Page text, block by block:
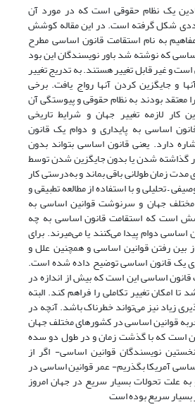
یک نظام حقوقی است که در مورد آن
شکل گرفته است. در این مقاله کوشش
به نام استقامت قانون اساسی مطرح
که نوشته شد باور نویسندگان این بود
است و غیر قابل تغییر هستند. به تدریج تغییر
و جایگزین کردن آنها رواج یافت. برخی
معتقد بودند به نظام حقوقی و پیوستگی آن
کار لازمه تغییر جهان و شرایط تاریخی
اساسی به پایداری و دوام یک قانون
دارد. یعنی قانون اساسی بتواند بدون
گذاشته شدن یا بدون جایگزین شدن توسط
زمان طولانی باقی بماند و به‌درستی کار
– تحلیلی و با استفاده از مطالعه تطبیقی و
جهان و سرنوشت قوانین اساسی به
است که استقامت قانون اساسی به چه
اساسی دوام پیدا می‌کنند یا می‌میرند. برای
بین رفتن قوانین اساسی و همچنین علل و
یک قانون اساسی توضیح داده شده است.
قانون اساسی این است که بیش از اندازه در
تا امکان تغییر تکاملی را فراهم کند. البته
زیاد نیز می‌تواند خطرناک باشد. آنچه در
قوانین اساسی در کشورهای مختلف جهان
است که با گذشت زمان و در طول دو سده
نویسندگان قوانین اساسی- اگر از
اساسی آمریکا بگذریم- عمر قوانین اساسی در
علت تحولات بسیار سریع در جهان امروز
بسیار سریع بوده است